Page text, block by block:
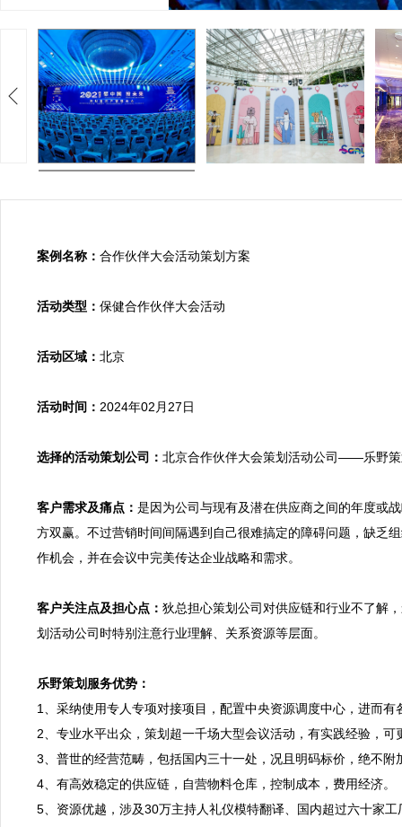
案例名称： 合作伙伴大会活动策划方案
活动类型： 保健合作伙伴大会活动
活动区域： 北京
活动时间： 2024年02月27日
选择的活动策划公司： 北京合作伙伴大会策划活动公司——乐野
客户需求及痛点： 是因为公司与现有及潜在供应商之间的年度或
方双赢。不过营销时间间隔遇到自己很难搞定的障碍问题，缺乏
作机会，并在会议中完美传达企业战略和需求。
客户关注点及担心点： 狄总担心策划公司对供应链和行业不了解
划活动公司时特别注意行业理解、关系资源等层面。
乐野策划服务优势：
1、采纳使用专人专项对接项目，配置中央资源调度中心，进而
2、专业水平出众，策划超一千场大型会议活动，有实践经验，可
3、普世的经营范畴，包括国内三十一处，况且明码标价，绝不附
4、有高效稳定的供应链，自营物料仓库，控制成本，费用经济。
5、资源优越，涉及30万主持人礼仪模特翻译、国内超过六十家